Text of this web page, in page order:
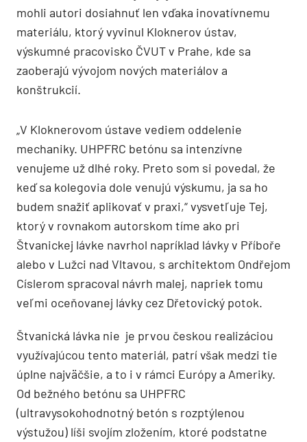
mohli autori dosiahnuť len vďaka inovatívnemu
materiálu, ktorý vyvinul Kloknerov ústav,
výskumné pracovisko ČVUT v Prahe, kde sa
zaoberajú vývojom nových materiálov a
konštrukcií.
„V Kloknerovom ústave vediem oddelenie
mechaniky. UHPFRC betónu sa intenzívne
venujeme už dlhé roky. Preto som si povedal, že
keď sa kolegovia dole venujú výskumu, ja sa ho
budem snažiť aplikovať v praxi,“ vysvetľuje Tej,
ktorý v rovnakom autorskom tíme ako pri
Štvanickej lávke navrhol napríklad lávky v Příboře
alebo v Lužci nad Vltavou, s architektom Ondřejom
Císlerom spracoval návrh malej, napriek tomu
veľmi oceňovanej lávky cez Dřetovický potok.
Štvanická lávka nie je prvou českou realizáciou
využívajúcou tento materiál, patrí však medzi tie
úplne najväčšie, a to i v rámci Európy a Ameriky.
Od bežného betónu sa UHPFRC
(ultravysokohodnotný betón s rozptýlenou
výstužou) líši svojím zložením, ktoré podstatne